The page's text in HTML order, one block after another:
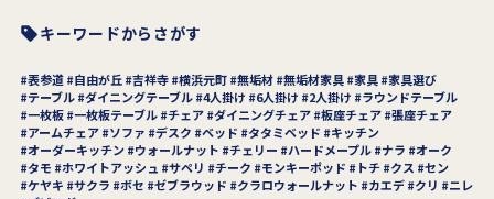
キーワードからさがす
表参道 自由が丘 吉祥寺 横浜元町 無垢材 無垢材家具 家具
家具選び
テーブル ダイニングテーブル 4人掛け 6人掛け 2人掛け
ラウンドテーブル
一枚板 一枚板テーブル チェア ダイニングチェア 板座チェア 張座チェア
アームチェア
ソファ デスク ベッド タタミベッド
キッチン
オーダーキッチン
ウォールナット チェリー ハードメープル ナラ
オーク
タモ
ホワイトアッシュ サペリ チーク モンキーポッド トチ クス
セン
ケヤキ
サクラ ボセ ゼブラウッド クラロウォールナット カエデ クリ
ニレ